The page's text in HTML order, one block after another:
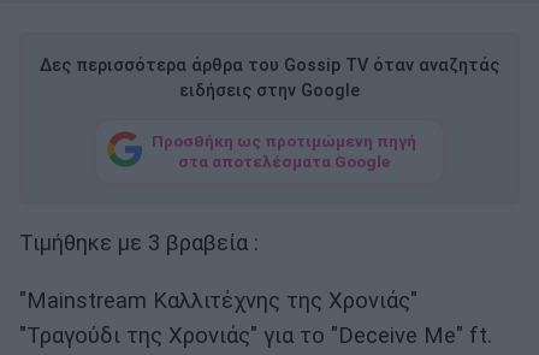
Δες περισσότερα άρθρα του Gossip TV όταν αναζητάς
ειδήσεις στην Google
Προσθήκη ως προτιμώμενη πηγή
στα αποτελέσματα Google
Τιμήθηκε με 3 βραβεία :
"Mainstream Καλλιτέχνης της Χρονιάς"
"Τραγούδι της Χρονιάς" για το "Deceive Me" ft.